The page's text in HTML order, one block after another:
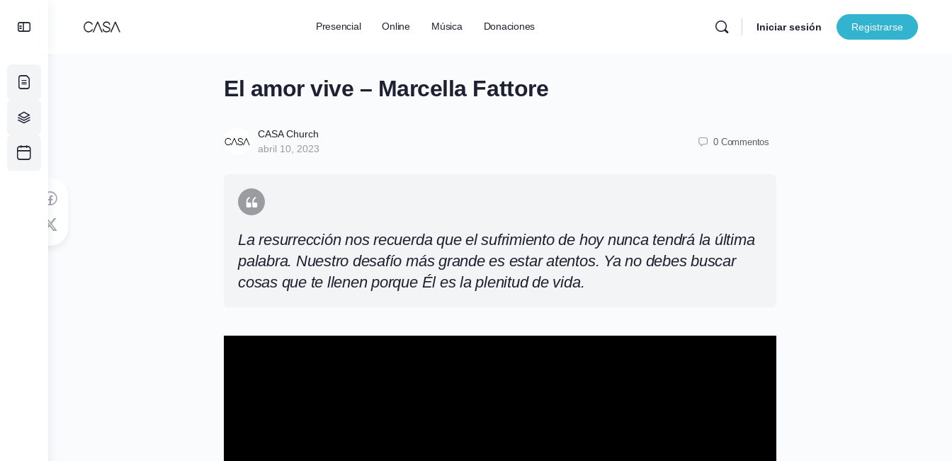
Presencial Online Música Donaciones Iniciar sesión Registrarse
El amor vive – Marcella Fattore
CASA Church
abril 10, 2023
0 Commentos
La resurrección nos recuerda que el sufrimiento de hoy nunca tendrá la última
palabra. Nuestro desafío más grande es estar atentos. Ya no debes buscar
cosas que te llenen porque Él es la plenitud de vida.